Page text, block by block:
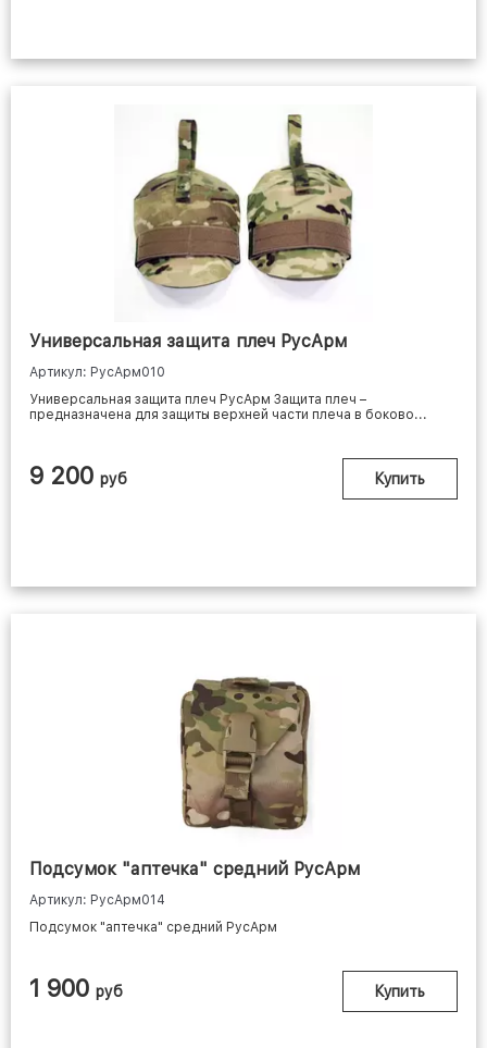
Универсальная защита плеч РусАрм
Артикул: РусАрм010
Универсальная защита плеч РусАрм Защита плеч –
предназначена для защиты верхней части плеча в боково...
9 200 руб Купить
Подсумок "аптечка" средний РусАрм
Артикул: РусАрм014
Подсумок "аптечка" средний РусАрм
1 900 руб Купить